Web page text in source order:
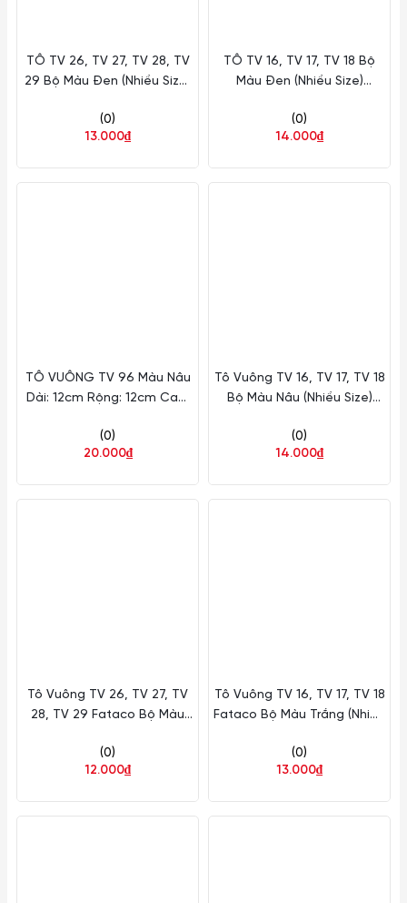
TÔ TV 26, TV 27, TV 28, TV
29 Bộ Màu Đen (Nhiều Size)
(0)
13.000₫
TÔ TV 16, TV 17, TV 18 Bộ
Màu Đen (Nhiều Size)
(0)
14.000₫
TÔ VUÔNG TV 96 Màu Nâu
Dài: 12cm Rộng: 12cm Cao:
TV96
(0)
20.000₫
Tô Vuông TV 16, TV 17, TV 18
Bộ Màu Nâu (Nhiều Size)
(0)
14.000₫
Tô Vuông TV 26, TV 27, TV
28, TV 29 Fataco Bộ Màu
(0)
12.000₫
Tô Vuông TV 16, TV 17, TV 18
Fataco Bộ Màu Trắng (Nhiều
(0)
13.000₫